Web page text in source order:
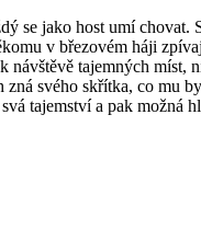
se jako host umí chovat.
v březovém háji
tajemných míst,
svého skřítka, co mu
tajemství a pak možná